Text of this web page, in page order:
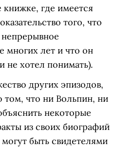
где имеется
того, что
многих лет и что он
не хотел понимать).
других эпизодов,
том, что ни Вольпин, ни
некоторые
из своих биографий
быть свидетелями